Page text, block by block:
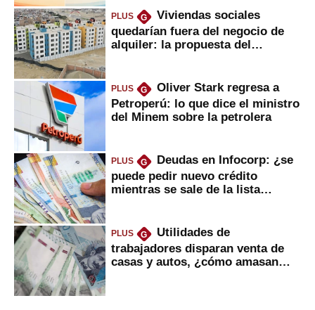
PLUS G
Viviendas sociales
quedarían fuera del negocio de
alquiler: la propuesta del
PLUS G
Oliver Stark regresa a
Petroperú: lo que dice el ministro
del Minem sobre la petrolera
PLUS G
Deudas en Infocorp: ¿se
puede pedir nuevo crédito
mientras se sale de la lista
PLUS G
Utilidades de
trabajadores disparan venta de
casas y autos, ¿cómo amasan